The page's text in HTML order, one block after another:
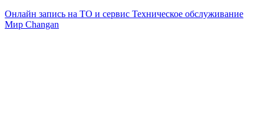
Онлайн запись на ТО и сервис Техническое обслуживание
Мир Changan